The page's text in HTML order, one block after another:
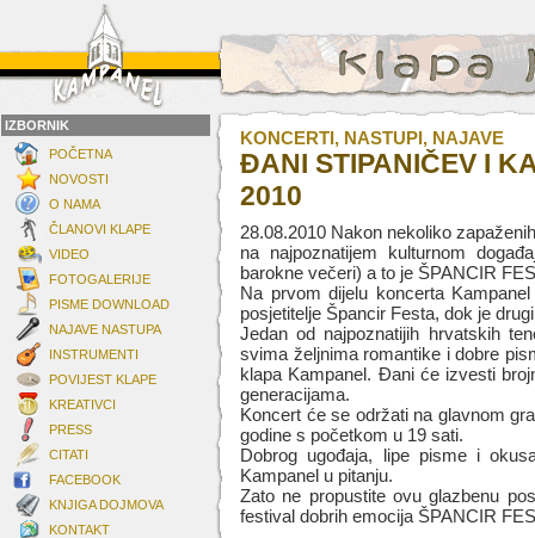
IZBORNIK
POČETNA
NOVOSTI
O NAMA
ČLANOVI KLAPE
VIDEO
FOTOGALERIJE
PISME DOWNLOAD
NAJAVE NASTUPA
INSTRUMENTI
POVIJEST KLAPE
KREATIVCI
PRESS
CITATI
FACEBOOK
KNJIGA DOJMOVA
KONTAKT
KONCERTI, NASTUPI, NAJAVE
ĐANI STIPANIČEV I
2010
28.08.2010 Nakon nekoliko
na najpoznatijem kulturnom
barokne večeri) a to je ŠPANCIR
Na prvom dijelu koncerta
posjetitelje Špancir Festa, dok je
Jedan od najpoznatijih hrvatskih
svima željnima romantike i dobre
klapa Kampanel. Đani će izvesti
generacijama.
Koncert će se održati na glavnom
godine s početkom u 19 sati.
Dobrog ugođaja, lipe pisme i
Kampanel u pitanju.
Zato ne propustite ovu glazbenu
festival dobrih emocija ŠPANCIR